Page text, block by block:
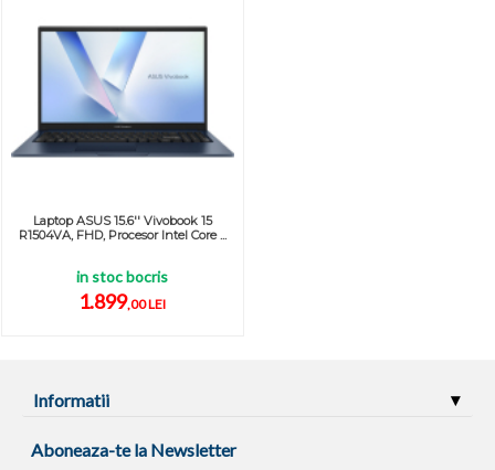
Laptop ASUS 15.6'' Vivobook 15
R1504VA, FHD, Procesor Intel Core ...
in stoc bocris
1.899,00 LEI
Informatii
Aboneaza-te la Newsletter